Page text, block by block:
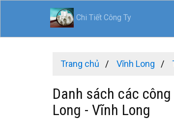
Chi Tiết Công Ty
Trang chủ Vĩnh Long
Danh sách các
Long - Vĩnh Long